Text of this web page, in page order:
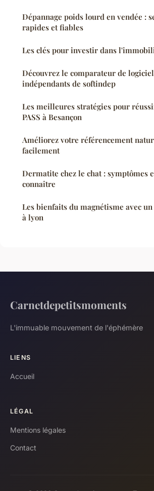
Dépannage poids lourd en vendée :
rapides et fiables
Les clés pour investir dans
Découvrez le comparateur de
indépendants de softindep
Les meilleures stratégies pour
PASS à Besançon
Améliorez votre référencement
facilement
Dermatite chez le chat : symptômes
connaître
Les bienfaits du magnétisme avec
à lyon
Carnetdepetitsmoments
L'immuable mouvement de l'éphémère
LIENS
Accueil
LÉGAL
Mentions légales
Contact